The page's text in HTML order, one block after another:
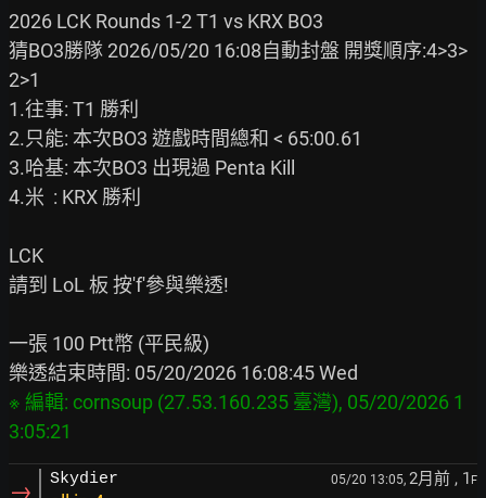
2026 LCK Rounds 1-2 T1 vs KRX BO3
猜BO3勝隊 2026/05/20 16:08自動封盤 開獎順序:4>3>
2>1
1.往事: T1 勝利
2.只能: 本次BO3 遊戲時間總和 < 65:00.61
3.哈基: 本次BO3 出現過 Penta Kill
4.米  : KRX 勝利
LCK
請到 LoL 板 按'f'參與樂透!
一張 100 Ptt幣 (平民級)
※ 編輯: cornsoup (27.53.160.235 臺灣), 05/20/2026 1
→ Skydier 05/20 13:05, 2月前 , 1 F